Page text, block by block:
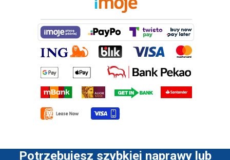
Potrzebujesz szybkiej naprawy lub